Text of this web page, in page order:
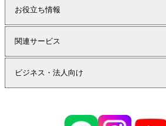
お役立ち情報
関連サービス
ビジネス・法人向け